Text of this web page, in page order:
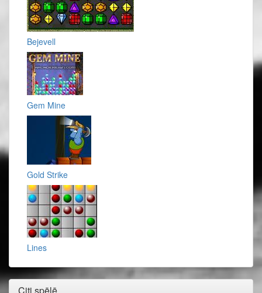
Bejevell
Gem Mine
Gold Strike
Lines
Citi spēlē